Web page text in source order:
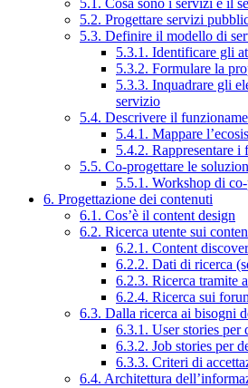
5.1. Cosa sono i servizi e il
5.2. Progettare servizi
5.3. Definire il modello di
5.3.1. Identificare gli
5.3.2. Formulare la
5.3.3. Inquadrare gli
servizio
5.4. Descrivere il
5.4.1. Mappare
5.4.2. Rappresentare i
5.5. Co-progettare le
5.5.1. Workshop di
6. Progettazione dei contenuti
6.1. Cos’è il content design
6.2. Ricerca utente sui
6.2.1. Content
6.2.2. Dati di ricerca
6.2.3. Ricerca tramite
6.2.4. Ricerca sui
6.3. Dalla ricerca ai bisogni
6.3.1. User stories per
6.3.2. Job stories per
6.3.3. Criteri di
6.4. Architettura